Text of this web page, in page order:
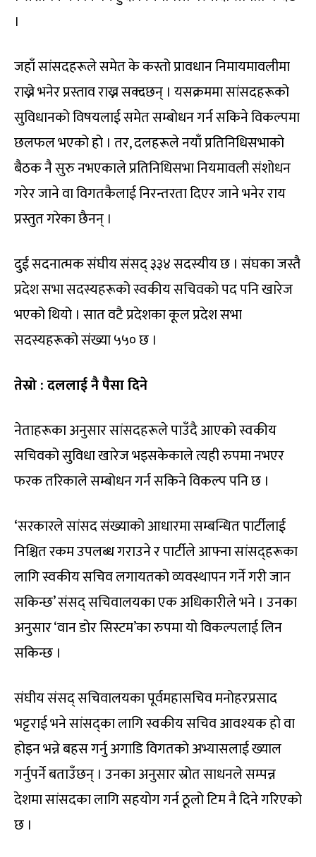
।
जहाँ सांसदहरूले समेत के कस्तो प्रावधान निमायमावलीमा
राख्ने भनेर प्रस्ताव राख्न सक्दछन् । यसक्रममा सांसदहरूको
सुविधानको विषयलाई समेत सम्बोधन गर्न सकिने विकल्पमा
छलफल भएको हो । तर, दलहरूले नयाँ प्रतिनिधिसभाको
बैठक नै सुरु नभएकाले प्रतिनिधिसभा नियमावली संशोधन
गरेर जाने वा विगतकैलाई निरन्तरता दिएर जाने भनेर राय
प्रस्तुत गरेका छैनन् ।
दुई सदनात्मक संघीय संसद् ३३४ सदस्यीय छ । संघका जस्तै
प्रदेश सभा सदस्यहरूको स्वकीय सचिवको पद पनि खारेज
भएको थियो । सात वटै प्रदेशका कूल प्रदेश सभा
सदस्यहरूको संख्या ५५० छ ।
तेस्रो : दललाई नै पैसा दिने
नेताहरूका अनुसार सांसदहरूले पाउँदै आएको स्वकीय
सचिवको सुविधा खारेज भइसकेकाले त्यही रुपमा नभएर
फरक तरिकाले सम्बोधन गर्न सकिने विकल्प पनि छ ।
‘सरकारले सांसद संख्याको आधारमा सम्बन्धित पार्टीलाई
निश्चित रकम उपलब्ध गराउने र पार्टीले आफ्ना सांसद्हरूका
लागि स्वकीय सचिव लगायतको व्यवस्थापन गर्ने गरी जान
सकिन्छ’ संसद् सचिवालयका एक अधिकारीले भने । उनका
अनुसार ‘वान डोर सिस्टम’का रुपमा यो विकल्पलाई लिन
सकिन्छ ।
संघीय संसद् सचिवालयका पूर्वमहासचिव मनोहरप्रसाद
भट्टराई भने सांसद्का लागि स्वकीय सचिव आवश्यक हो वा
होइन भन्ने बहस गर्नु अगाडि विगतको अभ्यासलाई ख्याल
गर्नुपर्ने बताउँछन् । उनका अनुसार स्रोत साधनले सम्पन्न
देशमा सांसदका लागि सहयोग गर्न ठूलो टिम नै दिने गरिएको
छ ।